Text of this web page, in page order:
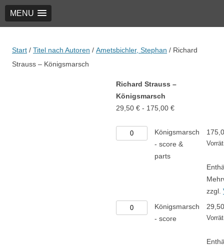
MENU
TRIO Musik Edition
Nowotny & Lamprecht OHG – Musikverlag
Start / Titel nach Autoren / Ametsbichler, Stephan / Richard
Strauss – Königsmarsch
Richard Strauss –
Königsmarsch
29,50 € - 175,00 €
KönigsmarschKönigsmarsch
- score &
parts
zzgl.
KönigsmarschKönigsmarsch
- score